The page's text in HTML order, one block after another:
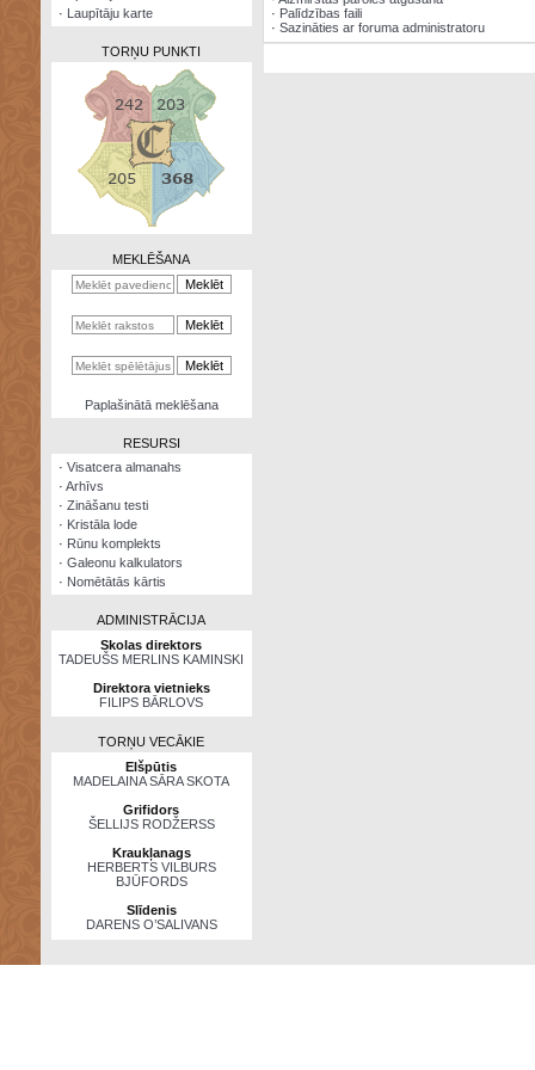
kalkulators
· Laupītāju karte
TORŅU PUNKTI
MEKLĒŠANA
Paplašinātā meklēšana
RESURSI
· Visatcera almanahs
· Arhīvs
· Zināšanu testi
· Kristāla lode
· Rūnu komplekts
· Galeonu kalkulators
· Nomētātās kārtis
ADMINISTRĀCIJA
Skolas direktors
TADEUŠS MERLINS KAMINSKI
Direktora vietnieks
FILIPS BĀRLOVS
TORŅU VECĀKIE
Elšpūtis
MADELAINA SĀRA SKOTA
Grifidors
ŠELLIJS RODŽERSS
Kraukļanags
HERBERTS VILBURS
BJŪFORDS
Slīdenis
DARENS O’SALIVANS
· Palīdzības faili
· Sazināties ar foruma administratoru